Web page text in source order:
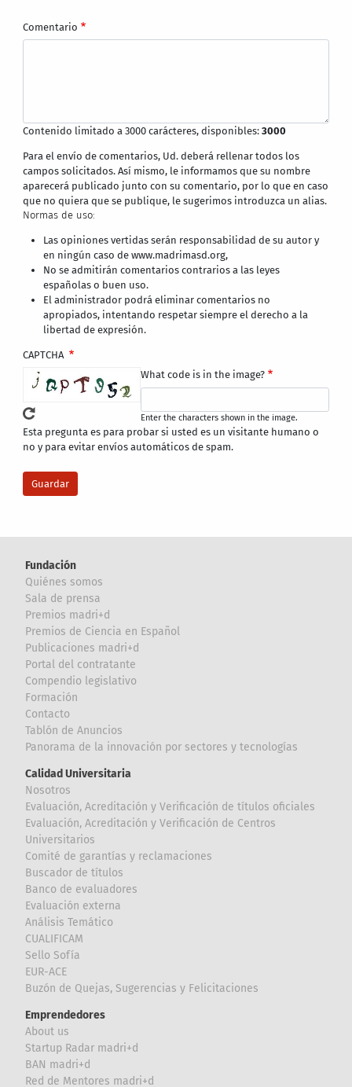
Comentario
Contenido limitado a 3000 carácteres, disponibles:3000
Para el envío de comentarios, Ud. deberá rellenar todos los
campos solicitados. Así mismo, le informamos que su nombre
aparecerá publicado junto con su comentario, por lo que en caso
que no quiera que se publique, le sugerimos introduzca un alias.
Normas de uso:
Las opiniones vertidas serán responsabilidad de su autor y
en ningún caso de www.madrimasd.org,
No se admitirán comentarios contrarios a las leyes
españolas o buen uso.
El administrador podrá eliminar comentarios no
apropiados, intentando respetar siempre el derecho a la
libertad de expresión.
CAPTCHA
What code is in the image?
Enter the characters shown in the image.
Esta pregunta es para probar si usted es un visitante humano o
no y para evitar envíos automáticos de spam.
Fundación
Quiénes somos
Sala de prensa
Premios madri+d
Premios de Ciencia en Español
Publicaciones madri+d
Portal del contratante
Compendio legislativo
Formación
Contacto
Tablón de Anuncios
Panorama de la innovación por sectores y tecnologías
Calidad Universitaria
Nosotros
Evaluación, Acreditación y Verificación de títulos oficiales
Evaluación, Acreditación y Verificación de Centros
Universitarios
Comité de garantías y reclamaciones
Buscador de títulos
Banco de evaluadores
Evaluación externa
Análisis Temático
CUALIFICAM
Sello Sofía
EUR-ACE
Buzón de Quejas, Sugerencias y Felicitaciones
Emprendedores
About us
Startup Radar madri+d
BAN madri+d
Red de Mentores madri+d